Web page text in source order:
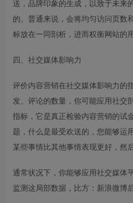
送，品牌印象的生成，以致于未来
的。普通来说，会将均匀访问页数
标放在一同剖析，进而权衡网站的
四、社交媒体影响力
评价内容营销在社交媒体影响力的
发、评论的数量，你可能应用社交
指标，它是真正检验内容营销的试
题，什么是最受欢送的，您能够运
某些事情比其他事情表现更好，然
通常状况下，你能够应用社交媒体
监测这局部数据，比方：新浪微博